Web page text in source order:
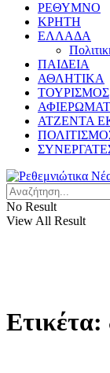
ΡΕΘΥΜΝΟ
ΚΡΗΤΗ
ΕΛΛΑΔΑ
ΠΑΙΔΕΙΑ
ΑΘΛΗΤΙΚΑ
ΤΟΥΡΙΣΜΟΣ
ΑΤΖΕΝΤΑ
No Result
View All Result
Ετικέτα: